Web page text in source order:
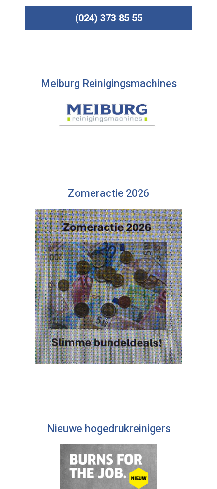
(024) 373 85 55
Meiburg Reinigingsmachines
Zomeractie 2026
Nieuwe hogedrukreinigers